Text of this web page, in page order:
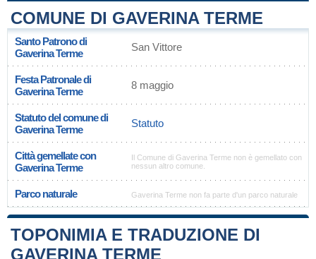
COMUNE DI GAVERINA TERME
Santo Patrono di
Gaverina Terme
San Vittore
Festa Patronale di
Gaverina Terme
8 maggio
Statuto del comune di
Gaverina Terme
Statuto
Città gemellate con
Gaverina Terme
Il Comune di Gaverina Terme non è gemellato con
nessun altro comune.
Parco naturale Gaverina Terme non fa parte d'un parco naturale
TOPONIMIA E TRADUZIONE DI
GAVERINA TERME